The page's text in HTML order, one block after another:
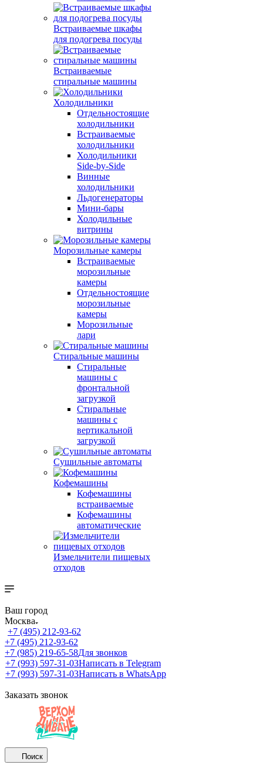
Встраиваемые шкафы
для подогрева посуды
Встраиваемые
стиральные машины
Холодильники
Отдельностоящие
холодильники
Встраиваемые
холодильники
Холодильники
Side-by-Side
Винные
холодильники
Льдогенераторы
Мини-бары
Холодильные
витрины
Морозильные камеры
Встраиваемые
морозильные
камеры
Отдельностоящие
морозильные
камеры
Морозильные
лари
Стиральные машины
Стиральные
машины с
фронтальной
загрузкой
Стиральные
машины с
вертикальной
загрузкой
Сушильные автоматы
Кофемашины
Кофемашины
встраиваемые
Кофемашины
автоматические
Измельчители пищевых
отходов
Ваш город
Москва
+7 (495) 212-93-62
+7 (495) 212-93-62
+7 (985) 219-65-58Для звонков
+7 (993) 597-31-03Написать в Telegram
+7 (993) 597-31-03Написать в WhatsApp
Заказать звонок
Поиск